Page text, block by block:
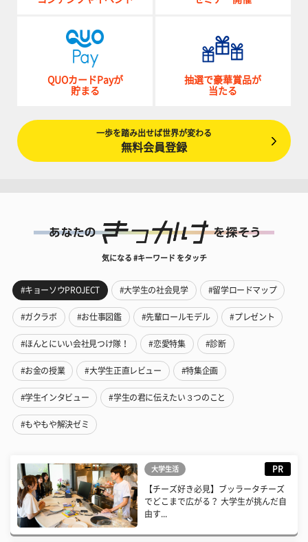
QUOカードPayが
貯まる
抽選で豪華賞品が
当たる
一歩を踏み出せば世界が変わる
無料会員登録
気になる #キーワード をタッチ
#キョーソウPROJECT #大学生の社会見学 #留学ロードマップ
#ガクラボ #お仕事図鑑 #先輩ロールモデル #プレゼント
#ほんとにいい会社見つけ隊！ #恋愛特集 #診断
#お金の授業 #大学生正直レビュー #特集企画
#学生インタビュー #学生の君に伝えたい３つのこと
#もやもや解決ゼミ
大学生活 PR
【チーズ好き必見】ブッラータチーズ
でどこまで広がる？ 大学生が挑んだ自
由す...